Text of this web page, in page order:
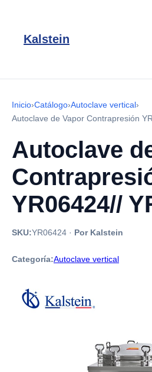
Kalstein
Inicio›Catálogo›Autoclave vertical›
Autoclave de Vapor Contrapresión
Autoclave
YR06424//
SKU:YR06424 · Por Kalstein
Categoría:Autoclave vertical